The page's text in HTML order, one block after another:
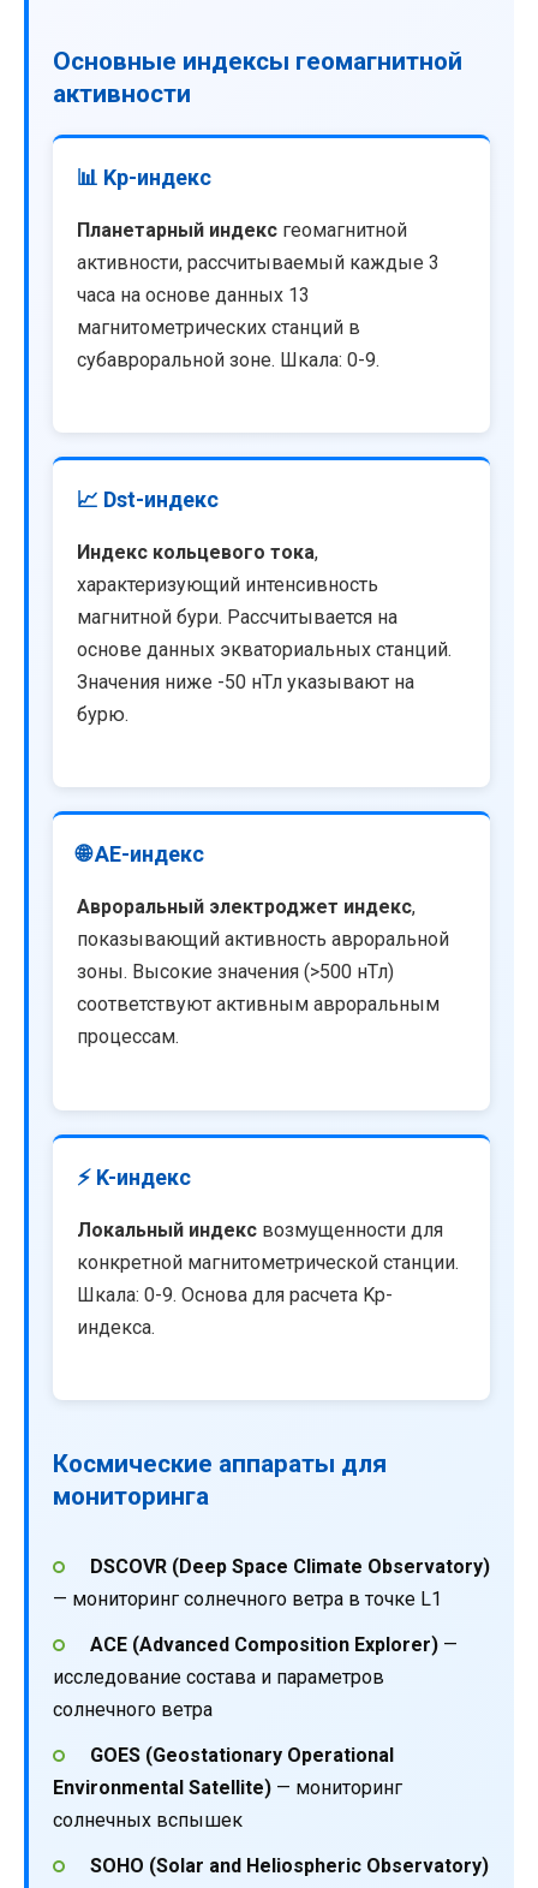
Основные индексы геомагнитной
активности
📊 Kp-индекс
Планетарный индекс геомагнитной
активности, рассчитываемый каждые 3
часа на основе данных 13
магнитометрических станций в
субавроральной зоне. Шкала: 0-9.
📈 Dst-индекс
Индекс кольцевого тока,
характеризующий интенсивность
магнитной бури. Рассчитывается на
основе данных экваториальных станций.
Значения ниже -50 нТл указывают на
бурю.
🌐 AE-индекс
Авроральный электроджет индекс,
показывающий активность авроральной
зоны. Высокие значения (>500 нТл)
соответствуют активным авроральным
процессам.
⚡ K-индекс
Локальный индекс возмущенности для
конкретной магнитометрической станции.
Шкала: 0-9. Основа для расчета Kp-
индекса.
Космические аппараты для
мониторинга
DSCOVR (Deep Space Climate Observatory)
— мониторинг солнечного ветра в точке L1
ACE (Advanced Composition Explorer)—
исследование состава и параметров
солнечного ветра
GOES (Geostationary Operational
Environmental Satellite) — мониторинг
солнечных вспышек
SOHO (Solar and Heliospheric Observatory)